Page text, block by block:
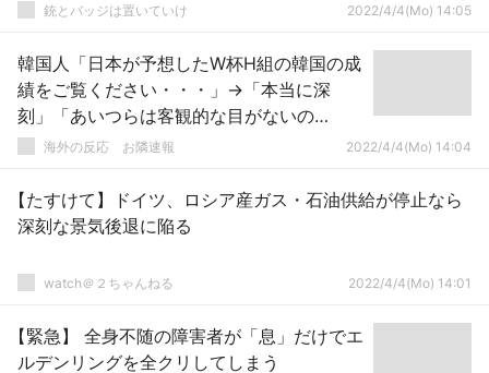
銃とバッジは置いていけ 2022/4/4(Mo) 14:05
韓国人「日本が予想したW杯H組の韓国の成
績をご覧ください・・・」→「本当に深
刻」「あいつらは客観的な目がないの
か？」海外の反応 お隣速報 2022/4/4(Mo) 14:04
【たすけて】ドイツ、ロシア産ガス・石油供給が停止なら
深刻な景気後退に陥る
watch＠２ちゃんねる 2022/4/4(Mo) 14:01
【緊急】 全身不随の障害者が「息」だけでエ
ルデンリングを全クリしてしまう